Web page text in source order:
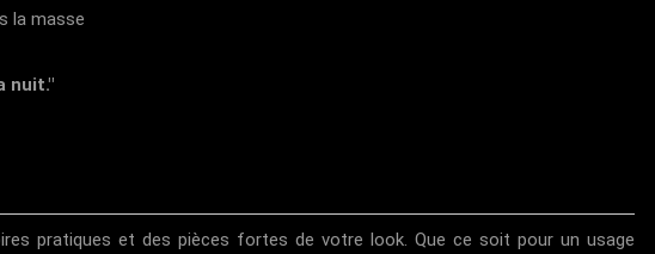
la masse
nuit."
pratiques et des pièces fortes de votre look. Que ce soit pour un usage